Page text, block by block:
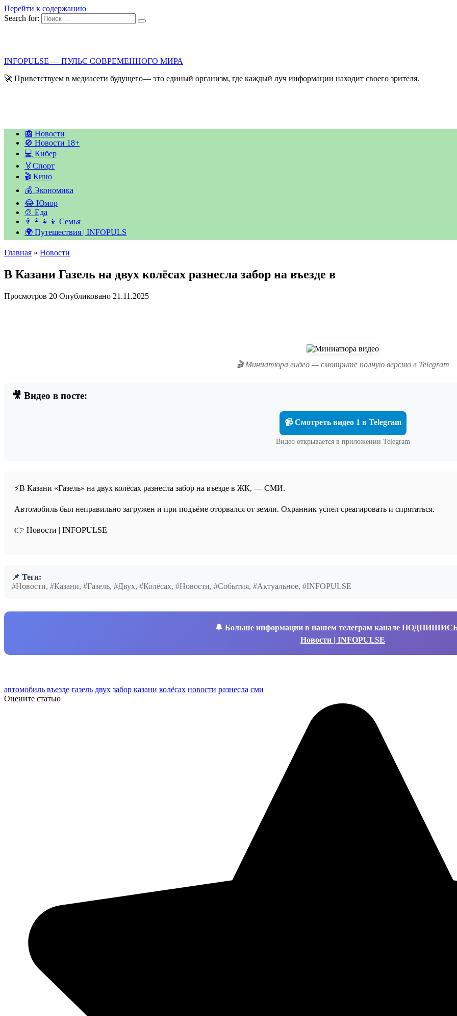
Перейти к содержанию
Search for:
INFOPULSE — ПУЛЬС СОВРЕМЕННОГО МИРА
🚀 Приветствуем в медиасети будущего— это единый организм, где каждый луч информации находит своего зрителя.
📰 Новости
🚫 Новости 18+
💻 Кибер
🏅Спорт
🎬 Кино
💰 Экономика
😂 Юмор
🍲 Еда
👨‍👩‍👧‍👦 Семья
🌍 Путешествия | INFOPULS
Главная » Новости
В Казани Газель на двух колёсах разнесла забор на въезде в
Просмотров 20 Опубликовано 21.11.2025
🎬 Миниатюра видео — смотрите полную версию в Telegram
🎥 Видео в посте:
📹 Смотреть видео 1 в Telegram
Видео открывается в приложении Telegram
⚡️В Казани «Газель» на двух колёсах разнесла забор на въезде в ЖК, — СМИ.
Автомобиль был неправильно загружен и при подъёме оторвался от земли. Охранник успел среагировать и спрятаться.
👉 Новости | INFOPULSE⁩
📌 Теги:
#Новости, #Казани, #Газель, #Двух, #Колёсах, #Новости, #События, #Актуальное, #INFOPULSE
🔔 Больше информации в нашем телеграм канале
Новости | INFOPULSE
автомобиль въезде газель двух забор казани колёсах новости разнесла сми
Оцените статью